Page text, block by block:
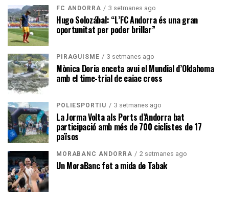
FC ANDORRA 3 setmanes ago
Hugo Solozábal: “L’FC Andorra és una gran
oportunitat per poder brillar”
PIRAGÜISME 3 setmanes ago
Mònica Doria enceta avui el Mundial d’Oklahoma
amb el time-trial de caiac cross
POLIESPORTIU 3 setmanes ago
La Jorma Volta als Ports d’Andorra bat
participació amb més de 700 ciclistes de 17
països
MORABANC ANDORRA 2 setmanes ago
Un MoraBanc fet a mida de Tabak